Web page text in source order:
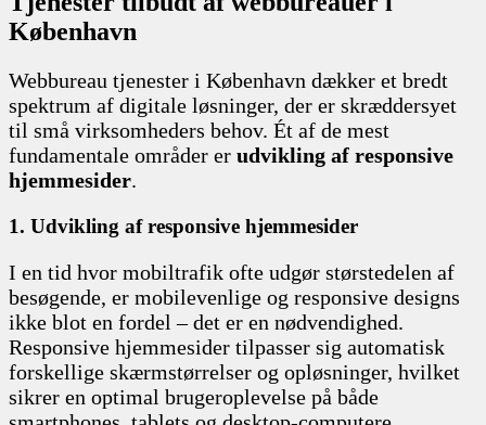
København
Webbureau tjenester i København dækker et bredt
spektrum af digitale løsninger, der er skræddersyet
til små virksomheders behov. Ét af de mest
fundamentale områder er udvikling af responsive
hjemmesider.
1. Udvikling af responsive hjemmesider
I en tid hvor mobiltrafik ofte udgør størstedelen af
besøgende, er mobilevenlige og responsive designs
ikke blot en fordel – det er en nødvendighed.
Responsive hjemmesider tilpasser sig automatisk
forskellige skærmstørrelser og opløsninger, hvilket
sikrer en optimal brugeroplevelse på både